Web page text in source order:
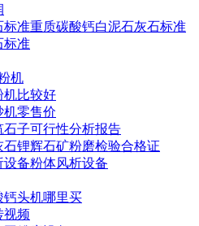
准重质碳酸钙白泥石灰石标准
标准
机
机比较好
机零售价
子可行性分析报告
锂辉石矿粉磨检验合格证
备粉体风析设备
钙头机哪里买
视频